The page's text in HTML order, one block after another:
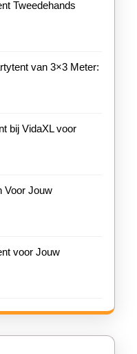
Tweedehands
van 3×3 Meter:
bij VidaXL voor
Voor Jouw
voor Jouw